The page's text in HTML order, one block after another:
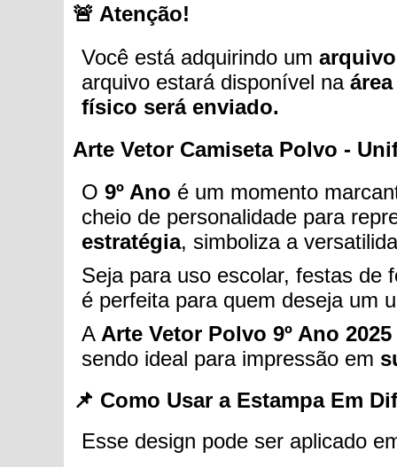
🚨 Atenção!
Você está adquirindo um
arquivo estará disponível na
físico será enviado.
Arte Vetor Camiseta Polvo -
O 9º Ano é um momento
cheio de personalidade para
estratégia, simboliza a
Seja para uso escolar, festas de
é perfeita para quem deseja um
A Arte Vetor Polvo 9º Ano 2025
sendo ideal para impressão em
📌 Como Usar a Estampa Em
Esse design pode ser aplicado